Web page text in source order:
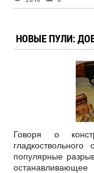
НОВЫЕ ПУЛИ:
Говоря о
популярные